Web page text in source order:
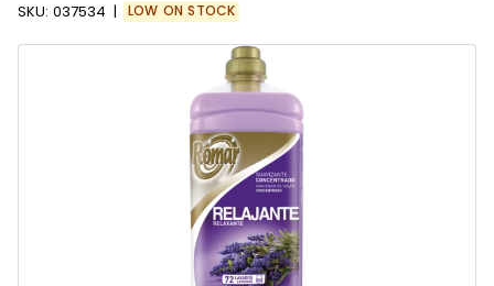
SKU: 037534 LOW ON STOCK